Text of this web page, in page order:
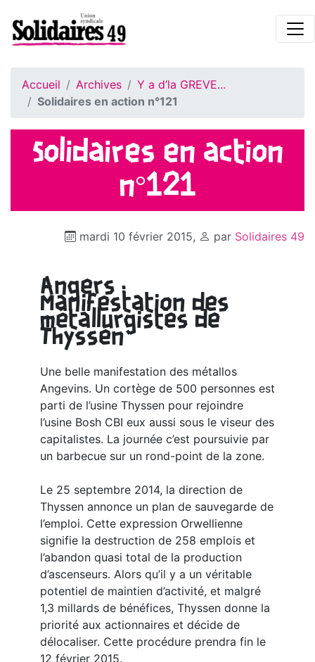
Accueil Archives
Y a d’la GREVE...
Solidaires en action n°121
Solidaires en action
n°121
mardi 10 février 2015, par Solidaires 49
Angers :
Manifestation des
métallurgistes de
Thyssen
Une belle manifestation des métallos
Angevins. Un cortège de 500 personnes est
parti de l’usine Thyssen pour rejoindre
l’usine Bosh CBI eux aussi sous le viseur des
capitalistes. La journée c’est poursuivie par
un barbecue sur un rond-point de la zone.
Le 25 septembre 2014, la direction de
Thyssen annonce un plan de sauvegarde de
l’emploi. Cette expression Orwellienne
signifie la destruction de 258 emplois et
l’abandon quasi total de la production
d’ascenseurs. Alors qu’il y a un véritable
potentiel de maintien d’activité, et malgré
1,3 millards de bénéfices, Thyssen donne la
priorité aux actionnaires et décide de
délocaliser. Cette procédure prendra fin le
12 février 2015.